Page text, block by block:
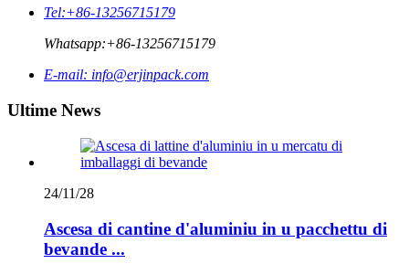
Tel:+86-13256715179
Whatsapp:+86-13256715179
E-mail: info@erjinpack.com
Ultime News
24/11/28
Ascesa di cantine d'aluminiu in u pacchettu di
bevande ...